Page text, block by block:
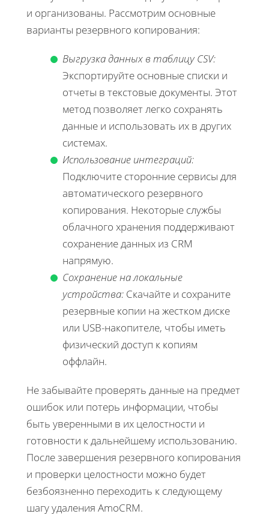
и организованы. Рассмотрим основные
варианты резервного копирования:
Выгрузка данных в таблицу CSV:
Экспортируйте основные списки и
отчеты в текстовые документы. Этот
метод позволяет легко сохранять
данные и использовать их в других
системах.
Использование интеграций:
Подключите сторонние сервисы для
автоматического резервного
копирования. Некоторые службы
облачного хранения поддерживают
сохранение данных из CRM
напрямую.
Сохранение на локальные
устройства: Скачайте и сохраните
резервные копии на жестком диске
или USB-накопителе, чтобы иметь
физический доступ к копиям
оффлайн.
Не забывайте проверять данные на предмет
ошибок или потерь информации, чтобы
быть уверенными в их целостности и
готовности к дальнейшему использованию.
После завершения резервного копирования
и проверки целостности можно будет
безбоязненно переходить к следующему
шагу удаления AmoCRM.